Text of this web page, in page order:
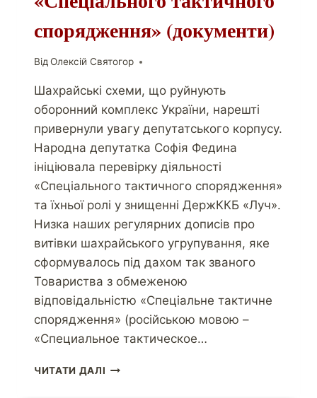
спорядження» (документи)
ВідОлексій Святогор
Шахрайські схеми, що руйнують
оборонний комплекс України, нарешті
привернули увагу депутатського корпусу.
Народна депутатка Софія Федина
ініціювала перевірку діяльності
«Спеціального тактичного спорядження»
та їхньої ролі у знищенні ДержККБ «Луч».
Низка наших регулярних дописів про
витівки шахрайського угрупування, яке
сформувалось під дахом так званого
Товариства з обмеженою
відповідальністю «Спеціальне тактичне
спорядження» (російською мовою –
«Специальное тактическое…
ЧИТАТИ ДАЛІ